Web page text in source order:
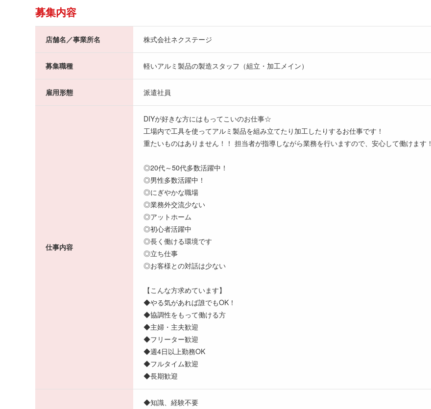
募集内容
店舗名／事業所名 株式会社ネクステージ
募集職種 軽いアルミ製品の製造スタッフ（組立・加工メイン）
雇用形態 派遣社員
仕事内容
DIYが好きな方にはもってこいのお仕事☆
工場内で工具を使ってアルミ製品を組み立てたり加工したりするお仕事です！
重たいものはありません！！ 担当者が指導しながら業務を行いますので、安心して働けます！
◎20代～50代多数活躍中！
◎男性多数活躍中！
◎にぎやかな職場
◎業務外交流少ない
◎アットホーム
◎初心者活躍中
◎長く働ける環境です
◎立ち仕事
◎お客様との対話は少ない
【こんな方求めています】
◆やる気があれば誰でもOK！
◆協調性をもって働ける方
◆主婦・主夫歓迎
◆フリーター歓迎
◆週4日以上勤務OK
◆フルタイム歓迎
◆長期歓迎
◆知識、経験不要